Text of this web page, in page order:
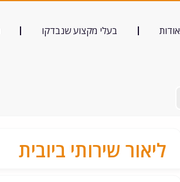
אודות בעלי מקצוע שנבדקו
ליאור שירותי ביובית